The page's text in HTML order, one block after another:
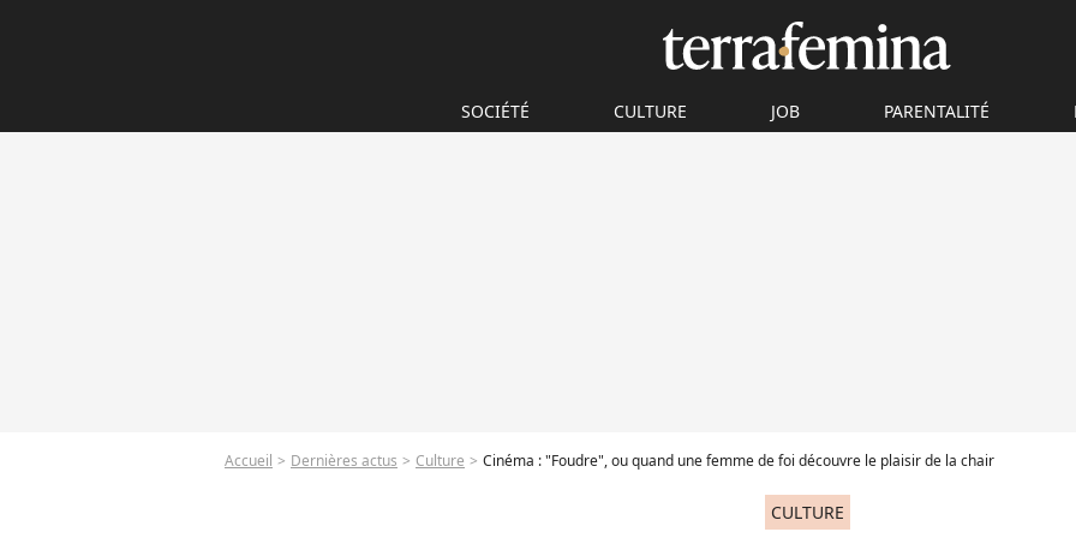
SOCIÉTÉ CULTURE JOB PARENTALITÉ
Accueil Dernières actus Culture Cinéma : "Foudre", ou quand une femme de foi découvre le plaisir de la chair
CULTURE